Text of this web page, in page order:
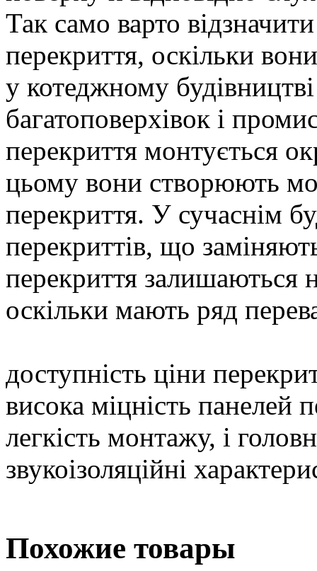
Так само варто
перекриття, оскільки
у котеджному будівництві
багатоповерхівок і
перекриття монтується
цьому вони створюють
перекриття. У сучаснім
перекриттів, що
перекриття
оскільки мають ряд
доступність ціни
висока міцність панелей
легкість монтажу, і
звукоізоляційні
Похожие товары